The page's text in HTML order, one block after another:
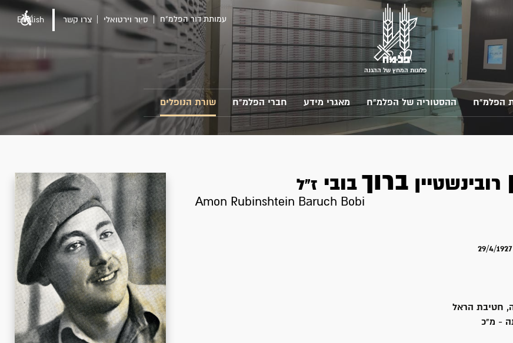
פלוגות המחץ של ההגנה
עמותת דור הפלמ"ח סיור וירטואלי צרו קשר English
הפלמ"ח ההסטוריה של הפלמ"ח מאגרי מידע חברי הפלמ"ח שורת הנופלים
רובינשטיין ברוך בובי ז"ל
Amon Rubinshtein Baruch Bobi
חטיבת הראל
- מ"כ